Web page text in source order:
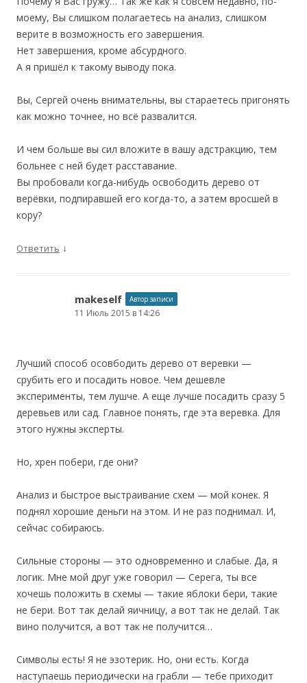
моему, Вы слишком полагаетесь на анализ, слишком
верите в возможность его завершения.
Нет завершения, кроме абсурдного.
А я пришёл к такому выводу пока.
Вы, Сергей очень внимательны, вы стараетесь пригонять
как можно точнее, но всё развалится.
И чем больше вы сил вложите в вашу адстракцию, тем
больнее с ней будет расставание.
Вы пробовали когда-нибудь освободить дерево от
верёвки, подпиравшей его когда-то, а затем вросшей в
кору?
Ответить ↓
makeself Автор записи
11 Июль 2015 в 14:26
Лучший способ осовбодить дерево от веревки —
срубить его и посадить новое. Чем дешевле
эксперименты, тем лушче. А еще лучше посадить сразу 5
деревьев или сад. Главное понять, где эта веревка. Для
этого нужны эксперты.
Но, хрен побери, где они?
Анализ и быстрое выстраивание схем — мой конек. Я
поднял хорошие деньги на этом. И не раз поднимал. И,
сейчас собираюсь.
Сильные стороны — это одновременно и слабые. Да, я
логик. Мне мой друг уже говорил — Серега, ты все
хочешь положить в схемы — такие яблоки бери, такие
не бери. Вот так делай яичницу, а вот так не делай. Так
вино получится, а вот так не получится…
Символы есть! Я не эзотерик. Но, они есть. Когда
наступаешь периодически на грабли — тебе приходит